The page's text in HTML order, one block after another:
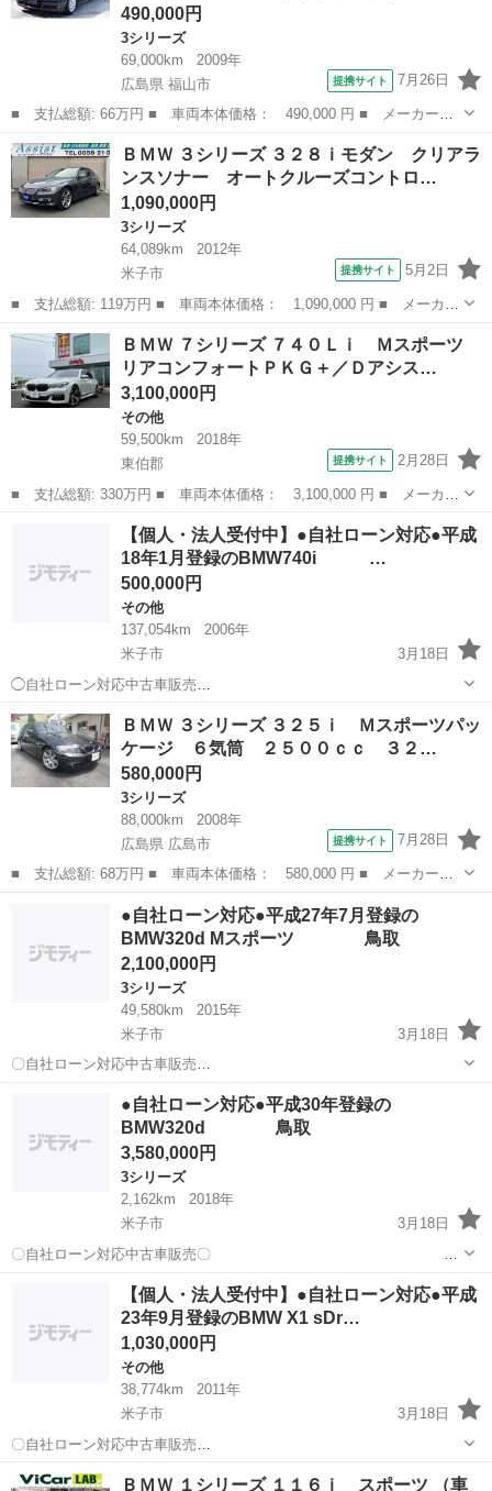
490,000円
3シリーズ
69,000km
2009年
広島県 福山市
提携サイト 7月26日
■ 支払総額: 66万円 ■ 車両本体価格： 490,000 円 ■ メーカー
名： ＢＭＷ ■ 車種名： ３シリーズ ■ グレード名： ３２０
ｉ ハイラインパッケージ ３２０ｉハイラインパッケージ 純正１
６インチ・整備記録...
広島 福山市 3シリーズ
ＢＭＷ ３シリーズ ３２８ｉモダン クリアラ
ンスソナー オートクルーズコントロ…
1,090,000円
3シリーズ
64,089km
2012年
米子市
提携サイト 5月2日
■ 支払総額: 119万円 ■ 車両本体価格： 1,090,000 円 ■ メーカー
名： ＢＭＷ ■ 車種名： ３シリーズ ■ グレード名： ３２８ｉ
モダン クリアランスソナー オートクルーズコントロール バック
カメラ ナ...
鳥取 米子市
ＢＭＷ ７シリーズ ７４０Ｌｉ Ｍスポーツ
リアコンフォートＰＫＧ＋／Ｄアシス…
3,100,000円
その他
59,500km
2018年
東伯郡
提携サイト 2月28日
■ 支払総額: 330万円 ■ 車両本体価格： 3,100,000 円 ■ メーカー
名： ＢＭＷ ■ 車種名： ７シリーズ ■ グレード名： ７４０Ｌ
ｉ Ｍスポーツ リアコンフォートＰＫＧ＋／Ｄアシスト＋／黒革／
その他
【個人・法人受付中】●自社ローン対応●平成
18年1月登録のBMW740i …
500,000円
その他
137,054km
2006年
米子市
3月18日
◯自社ローン対応中古車販売
◯ ☆どなたでもローン
対応可能☆ １、勤続年数の短い方や自営業の方 ２、
パートをされる主婦の方や派遣社員の方 ３、自己破産等をさ...
鳥取 米子市 車両
ＢＭＷ ３シリーズ ３２５ｉ Ｍスポーツパッ
ケージ ６気筒 ２５００ｃｃ ３２…
580,000円
3シリーズ
88,000km
2008年
広島県 広島市
提携サイト 7月28日
■ 支払総額: 68万円 ■ 車両本体価格： 580,000 円 ■ メーカー
名： ＢＭＷ ■ 車種名： ３シリーズ ■ グレード名： ３２５
ｉ Ｍスポーツパッケージ ６気筒 ２５００ｃｃ ３２５ｉ Ｍス
ポーツ サンルーフ...
3シリーズ
●自社ローン対応●平成27年7月登録の
BMW320d Mスポーツ 鳥取
2,100,000円
3シリーズ
49,580km
2015年
米子市
3月18日
〇自社ローン対応中古車販売
〇 ☆どなたでもローン対応可
能☆ １、勤続年数の短い方や自営業の方 ２、パート
をされる主婦の方や派遣社員の方 ３、自己破産等をされた方...
3シリーズ 車両
●自社ローン対応●平成30年登録の
BMW320d 鳥取
3,580,000円
3シリーズ
2,162km
2018年
米子市
3月18日
〇自社ローン対応中古車販売〇 ☆
どなたでもローン対応可能☆ １、勤続年数の短い方や
自営業の方 ２、パートをされる主婦の方や派遣社員の方 ３、自己破産
等をされた方やロ...
3シリーズ 車両
【個人・法人受付中】●自社ローン対応●平成
23年9月登録のBMW X1 sDr…
1,030,000円
その他
38,774km
2011年
米子市
3月18日
〇自社ローン対応中古車販売
〇 ☆どなたでもローン対
鳥取 米子市 車両
ＢＭＷ １シリーズ １１６ｉ スポーツ （車